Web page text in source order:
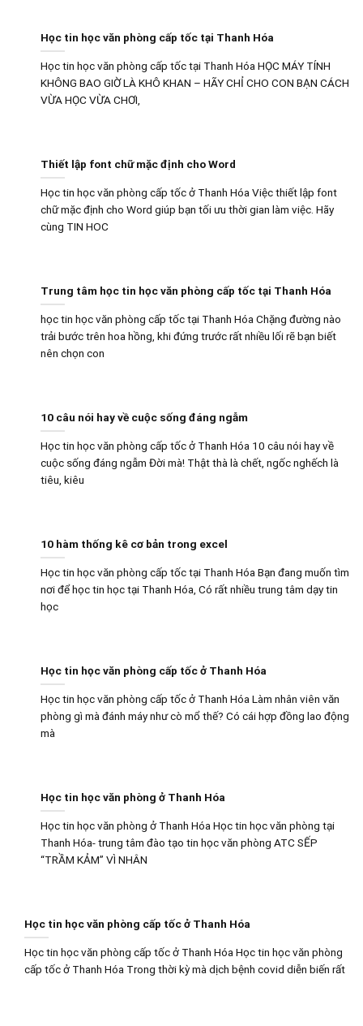
Học tin học văn phòng cấp tốc tại Thanh Hóa
Học tin học văn phòng cấp tốc tại Thanh Hóa HỌC MÁY TÍNH
KHÔNG BAO GIỜ LÀ KHÔ KHAN – HÃY CHỈ CHO CON BẠN CÁCH
VỪA HỌC VỪA CHƠI,
Thiết lập font chữ mặc định cho Word
Học tin học văn phòng cấp tốc ở Thanh Hóa Việc thiết lập font
chữ mặc định cho Word giúp bạn tối ưu thời gian làm việc. Hãy
cùng TIN HOC
Trung tâm học tin học văn phòng cấp tốc tại Thanh Hóa
học tin học văn phòng cấp tốc tại Thanh Hóa Chặng đường nào
trải bước trên hoa hồng, khi đứng trước rất nhiều lối rẽ bạn biết
nên chọn con
10 câu nói hay về cuộc sống đáng ngẫm
Học tin học văn phòng cấp tốc ở Thanh Hóa 10 câu nói hay về
cuộc sống đáng ngẫm Đời mà! Thật thà là chết, ngốc nghếch là
tiêu, kiêu
10 hàm thống kê cơ bản trong excel
Học tin học văn phòng cấp tốc tại Thanh Hóa Bạn đang muốn tìm
nơi để học tin học tại Thanh Hóa, Có rất nhiều trung tâm dạy tin
học
Học tin học văn phòng cấp tốc ở Thanh Hóa
Học tin học văn phòng cấp tốc ở Thanh Hóa Làm nhân viên văn
phòng gì mà đánh máy như cò mổ thế? Có cái hợp đồng lao động
mà
Học tin học văn phòng ở Thanh Hóa
Học tin học văn phòng ở Thanh Hóa Học tin học văn phòng tại
Thanh Hóa- trung tâm đào tạo tin học văn phòng ATC SẾP
“TRẦM KẢM” VÌ NHÂN
Học tin học văn phòng cấp tốc ở Thanh Hóa
Học tin học văn phòng cấp tốc ở Thanh Hóa Học tin học văn phòng
cấp tốc ở Thanh Hóa Trong thời kỳ mà dịch bệnh covid diễn biến rất